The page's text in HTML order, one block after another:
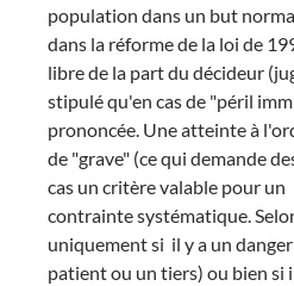
population dans un but
dans la réforme de la loi de
libre de la part du décideur
stipulé qu'en cas de "péril
prononcée. Une atteinte à
de "grave" (ce qui demande
cas un critère valable pour un
contrainte systématique.
uniquement si il y a un
patient ou un tiers) ou bien si